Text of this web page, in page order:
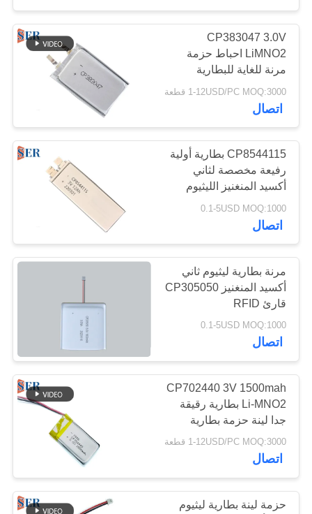
أخبار
طلب
اقتباس
خريطة
الموقع
PRIVACY
POLICY
بطارية ليثيوم 9 فولت
6
بطارية ليثيوم أيون
12
بطارية ليثيوم
LifePO4
12
CP383047 3.0V
LiMNO2 احباط حزمة
مرنة للغاية للبطارية
1-12USD/PC MOQ:3000 قطعة
اتصال
CP8544115 بطارية أولية
رفيعة مخصصة لثاني
أكسيد المنغنيز الليثيوم
0.1-5USD MOQ:1000
اتصال
مرنة بطارية ليثيوم ثاني
أكسيد المنغنيز CP305050
قارئ RFID
0.1-5USD MOQ:1000
اتصال
CP702440 3V 1500mah
Li-MNO2 بطارية رقيقة
جدا لينة حزمة بطارية
ليثيوم المنغنيز مع موصل
الأسلاك
1-12USD/PC MOQ:3000 قطعة
اتصال
حزمة لينة بطارية ليثيوم